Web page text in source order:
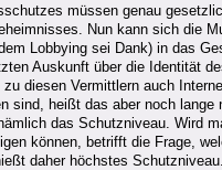
müssen genau
Nun kann sich die
Lobbying sei Dank) in das
Auskunft über die Identität
diesen Vermittlern auch
sind, heißt das aber noch
das Schutzniveau. Wird
können, betrifft die Frage,
daher höchstes